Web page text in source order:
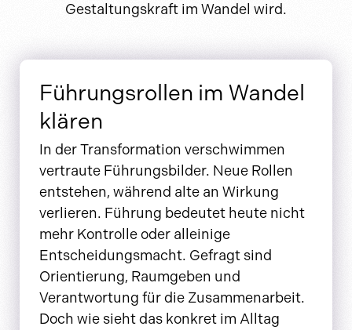
Gestaltungskraft im Wandel wird.
Führungsrollen im Wandel
klären
In der Transformation verschwimmen
vertraute Führungsbilder. Neue Rollen
entstehen, während alte an Wirkung
verlieren. Führung bedeutet heute nicht
mehr Kontrolle oder alleinige
Entscheidungsmacht. Gefragt sind
Orientierung, Raumgeben und
Verantwortung für die Zusammenarbeit.
Doch wie sieht das konkret im Alltag